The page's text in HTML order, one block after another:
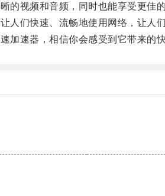
视频和音频，同时也能享受更佳的
们快速、流畅地使用网络，让人们
速器，相信你会感受到它带来的快